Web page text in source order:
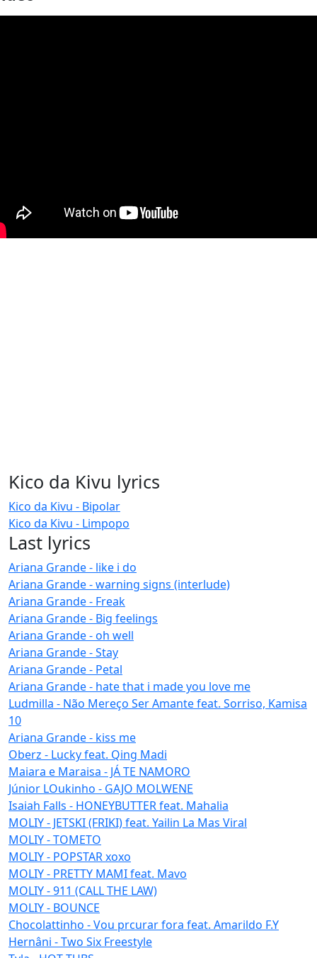
Kico da Kivu lyrics
Kico da Kivu - Bipolar
Kico da Kivu - Limpopo
Last lyrics
Ariana Grande - like i do
Ariana Grande - warning signs (interlude)
Ariana Grande - Freak
Ariana Grande - Big feelings
Ariana Grande - oh well
Ariana Grande - Stay
Ariana Grande - Petal
Ariana Grande - hate that i made you love me
Ludmilla - Não Mereço Ser Amante feat. Sorriso, Kamisa
10
Ariana Grande - kiss me
Oberz - Lucky feat. Qing Madi
Maiara e Maraisa - JÁ TE NAMORO
Júnior LOukinho - GAJO MOLWENE
Isaiah Falls - HONEYBUTTER feat. Mahalia
MOLIY - JETSKI (FRIKI) feat. Yailin La Mas Viral
MOLIY - TOMETO
MOLIY - POPSTAR xoxo
MOLIY - PRETTY MAMI feat. Mavo
MOLIY - 911 (CALL THE LAW)
MOLIY - BOUNCE
Chocolattinho - Vou prcurar fora feat. Amarildo F.Y
Hernâni - Two Six Freestyle